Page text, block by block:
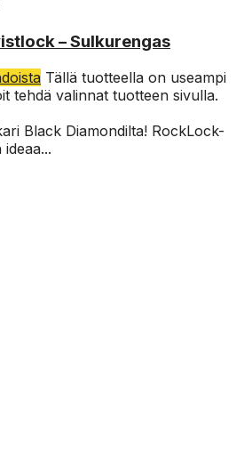
– Sulkurengas
Tällä tuotteella on useampi
tehdä valinnat tuotteen sivulla.
Black Diamondilta! RockLock-